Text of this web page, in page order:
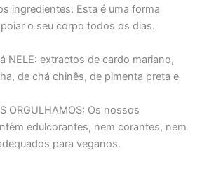
ingredientes. Esta é uma forma
o seu corpo todos os dias.
NELE: extractos de cardo mariano,
de chá chinês, de pimenta preta e
ORGULHAMOS: Os nossos
edulcorantes, nem corantes, nem
para veganos.